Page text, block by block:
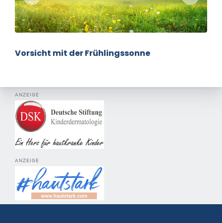
Vorsicht mit der Frühlingssonne
ANZEIGE
ANZEIGE